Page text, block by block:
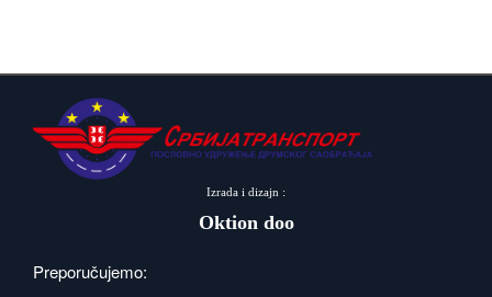
Izrada i dizajn :
Oktion doo
Preporučujemo: